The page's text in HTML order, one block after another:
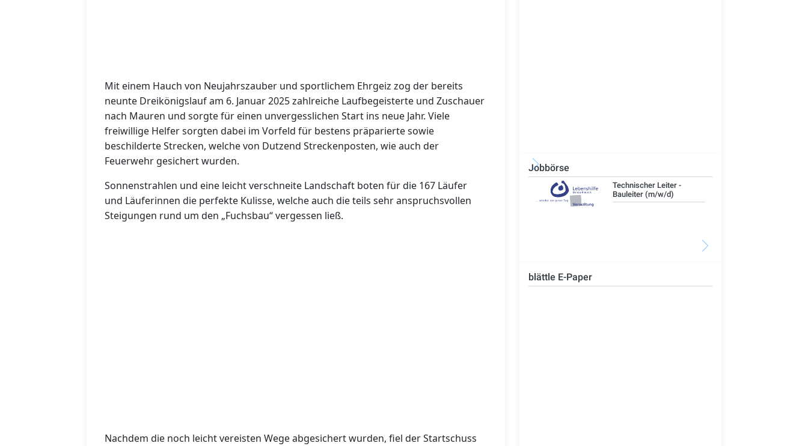
Mit einem Hauch von Neujahrszauber und sportlichem Ehrgeiz zog der bereits
neunte Dreikönigslauf am 6. Januar 2025 zahlreiche Laufbegeisterte und Zuschauer
nach Mauren und sorgte für einen unvergesslichen Start ins neue Jahr. Viele
freiwillige Helfer sorgten dabei im Vorfeld für bestens präparierte sowie
beschilderte Strecken, welche von Dutzend Streckenposten, wie auch der
Feuerwehr gesichert wurden.
Sonnenstrahlen und eine leicht verschneite Landschaft boten für die 167 Läufer
und Läuferinnen die perfekte Kulisse, welche auch die teils sehr anspruchsvollen
Steigungen rund um den „Fuchsbau“ vergessen ließ.
Nachdem die noch leicht vereisten Wege abgesichert wurden, fiel der Startschuss
Jobbörse
Bauzeichner/Bautechniker
Technischer Leiter -
Bauleiter (m/w/d)
blättle E-Paper